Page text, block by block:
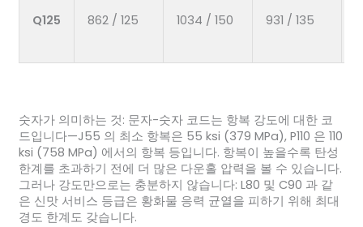
Q125 862 / 125 1034 / 150 931 / 135
숫자가 의미하는 것: 문자-숫자 코드는 항복 강도에 대한 코
드입니다—J55 의 최소 항복은 55 ksi (379 MPa), P110 은 110
ksi (758 MPa) 에서의 항복 등입니다. 항복이 높을수록 탄성
한계를 초과하기 전에 더 많은 다운홀 압력을 볼 수 있습니다.
그러나 강도만으로는 충분하지 않습니다: L80 및 C90 과 같
은 신맛 서비스 등급은 황화물 응력 균열을 피하기 위해 최대
경도 한계도 갖습니다.